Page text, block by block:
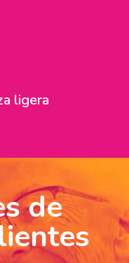
ligera
de